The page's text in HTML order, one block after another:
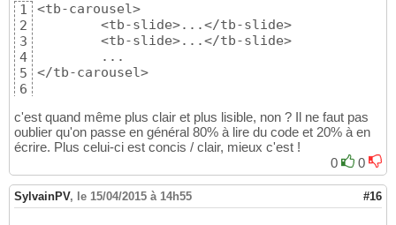
1
2
3
4
5
6
<tb-carousel>
</tb-carousel>
c'est quand même plus clair et plus lisible, non ? Il ne faut pas
oublier qu'on passe en général 80% à lire du code et 20% à en
écrire. Plus celui-ci est concis / clair, mieux c'est !
0
0
SylvainPV, le 15/04/2015 à 14h55 #16